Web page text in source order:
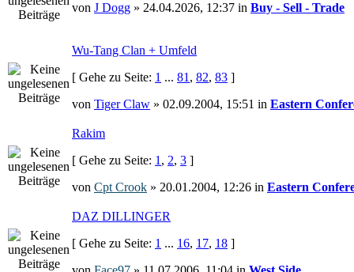
von J Dogg » 24.04.2026, 12:37 in Buy - Sell - Trade
Wu-Tang Clan + Umfeld
[ Gehe zu Seite: 1 ... 81 , 82, 83 ]
von Tiger Claw » 02.09.2004, 15:51 in Eastern
Rakim
[ Gehe zu Seite: 1 , 2, 3 ]
von Cpt Crook » 20.01.2004, 12:26 in Eastern
DAZ DILLINGER
[ Gehe zu Seite: 1 ... 16, 17, 18 ]